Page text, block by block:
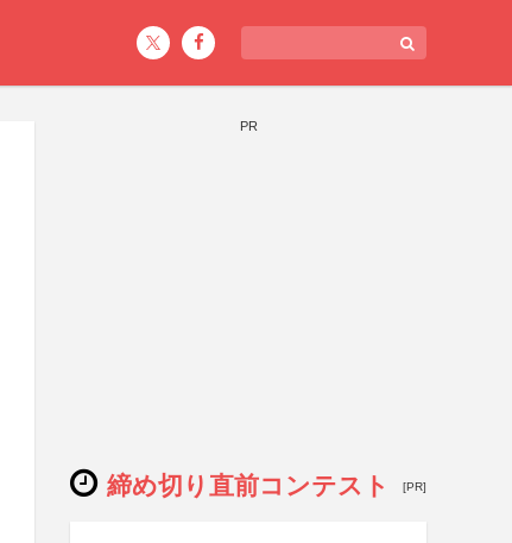
PR
締め切り直前コンテスト [PR]